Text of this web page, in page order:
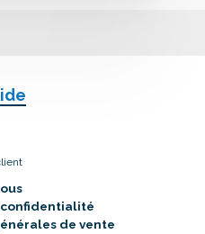
de vente